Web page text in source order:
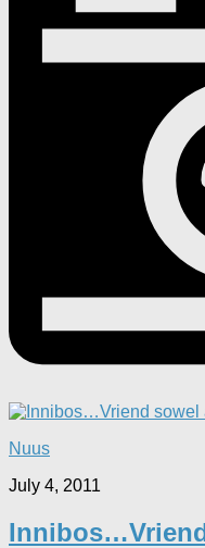
Nuus
July 4, 2011